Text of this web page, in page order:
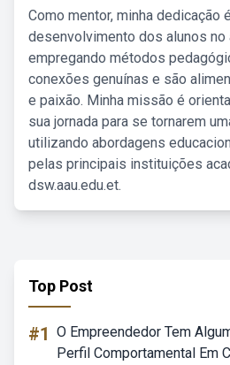
Como mentor, minha dedicação
desenvolvimento dos alunos no
empregando métodos
conexões genuínas e são
e paixão. Minha missão é
sua jornada para se tornarem
utilizando abordagens
pelas principais instituições
dsw.aau.edu.et.
Top Post
#1 O Empreendedor Tem
Perfil Comportamental Em